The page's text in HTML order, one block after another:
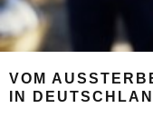
VOM
IN